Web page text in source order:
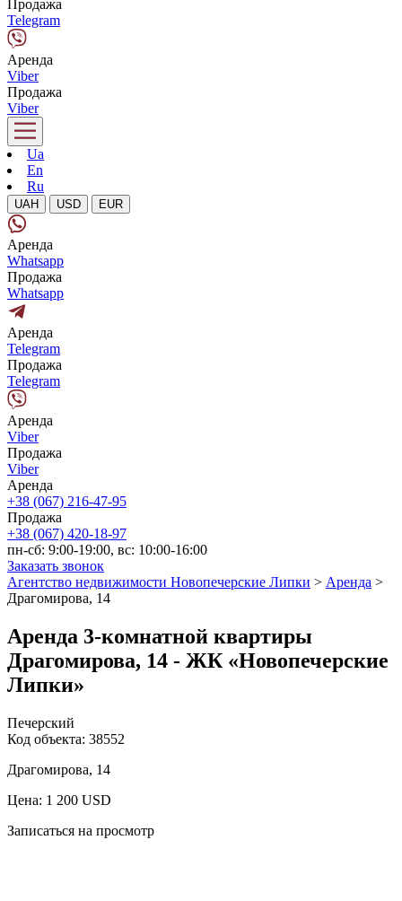
Продажа
Telegram
Аренда
Viber
Продажа
Viber
Ua
En
Ru
UAH USD EUR
Аренда
Whatsapp
Продажа
Whatsapp
Аренда
Telegram
Продажа
Telegram
Аренда
Viber
Продажа
Viber
Аренда
+38 (067) 216-47-95
Продажа
+38 (067) 420-18-97
пн-сб: 9:00-19:00, вс: 10:00-16:00
Заказать звонок
Агентство недвижимости Новопечерские Липки > Аренда >
Драгомирова, 14
Аренда 3-комнатной квартиры
Драгомирова, 14 - ЖК «Новопечерские
Липки»
Печерский
Код объекта: 38552
Драгомирова, 14
Цена: 1 200 USD
Записаться на просмотр